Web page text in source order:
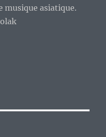
musique asiatique.